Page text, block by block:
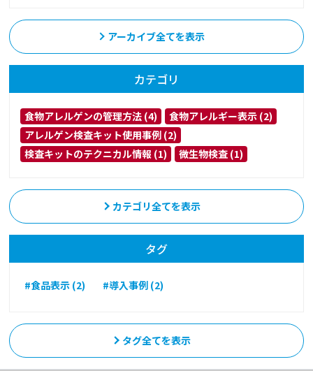
アーカイブ全てを表示
カテゴリ
食物アレルゲンの管理方法 (4)
食物アレルギー表示 (2)
アレルゲン検査キット使用事例 (2)
検査キットのテクニカル情報 (1)
微生物検査 (1)
カテゴリ全てを表示
タグ
#食品表示 (2) #導入事例 (2)
タグ全てを表示